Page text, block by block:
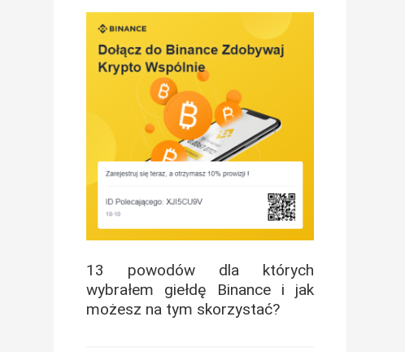
13 powodów dla których
wybrałem giełdę Binance i jak
możesz na tym skorzystać?